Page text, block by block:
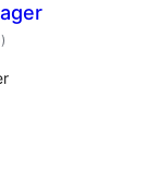
कुल
रेटिङ्गहरू
)